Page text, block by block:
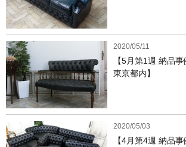
2020/05/11
【5月第1週 納品
東京都内】
2020/05/03
【4月第4週 納品